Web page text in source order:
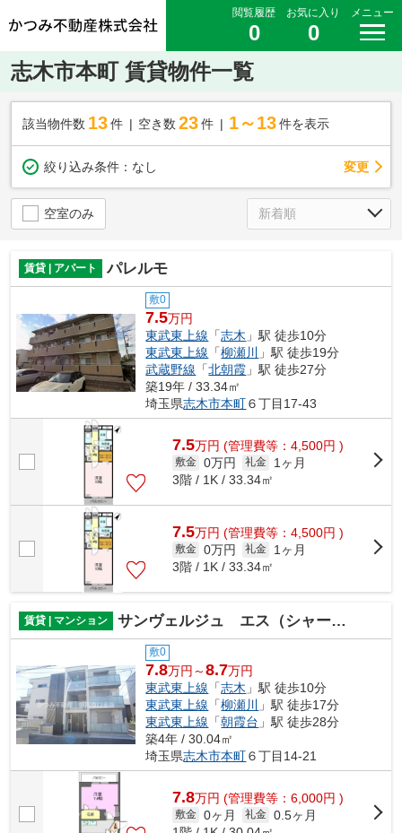
閲覧履歴
0
お気に入り
0
メニュー
志木市本町 賃貸物件一覧
該当物件数 13件 空き数 23 件 1～13 件を表示
絞り込み条件： なし 変更
空室のみ
賃貸 | アパート パレルモ
敷0
7.5万円
東武東上線 「志木 」駅 徒歩10分
東武東上線 「柳瀬川
」駅 徒歩19分
武蔵野線 「北朝霞 」駅 徒歩27分
築19年 / 33.34㎡
埼玉県志木市本町６丁目17-43
7.5万円 (管理費等：4,500円 )
敷金 0万円 礼金
1ヶ月
3階 / 1K / 33.34㎡
7.5万円 (管理費等：4,500円 )
敷金 0万円 礼金
1ヶ月
3階 / 1K / 33.34㎡
賃貸 | マンション サンヴェルジュ エス（シャーメゾン）
敷0
7.8万円～8.7万円
東武東上線 「志木 」駅 徒歩10分
東武東上線 「柳瀬川
」駅 徒歩17分
東武東上線 「朝霞台 」駅 徒歩28分
築4年 / 30.04㎡
埼玉県志木市本町６丁目14-21
7.8万円 (管理費等：6,000円 )
敷金 0ヶ月 礼金 0.5ヶ月